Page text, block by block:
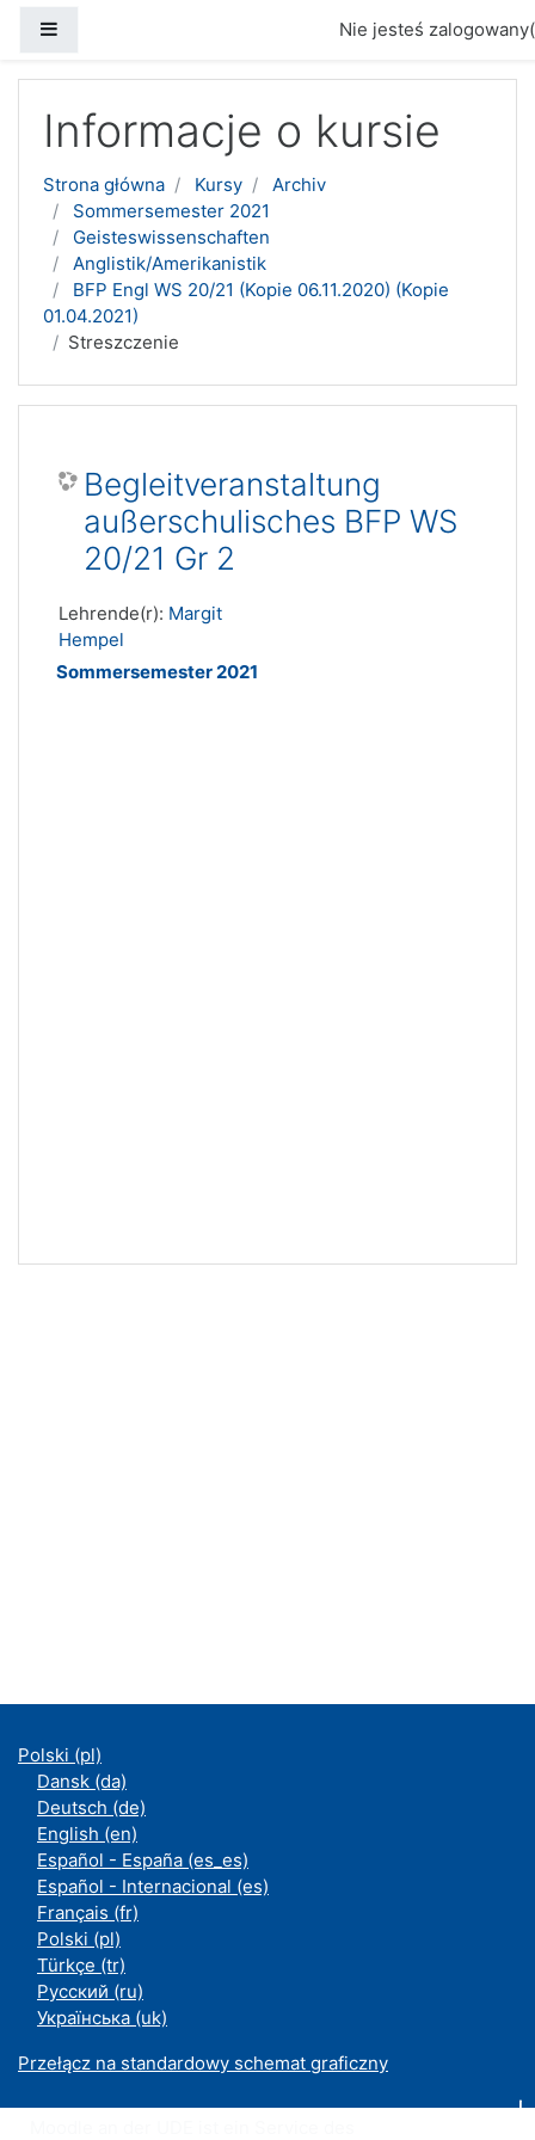
Nie jesteś
Informacje o kursie
Strona główna Kursy
Archiv
Sommersemester 2021
Geisteswissenschaften
Anglistik/Amerikanistik
BFP Engl WS 20/21 (Kopie 06.11.2020) (Kopie
01.04.2021)
Streszczenie
Begleitveranstaltung
außerschulisches BFP WS
20/21 Gr 2
Lehrende(r): Margit
Hempel
Sommersemester 2021
Polski ‎(pl)‎
Dansk ‎(da)‎
Deutsch ‎(de)‎
English ‎(en)‎
Español - España ‎(es_es)‎
Español - Internacional ‎(es)‎
Français ‎(fr)‎
Polski ‎(pl)‎
Türkçe ‎(tr)‎
Русский ‎(ru)‎
Українська ‎(uk)‎
Przełącz na standardowy schemat graficzny